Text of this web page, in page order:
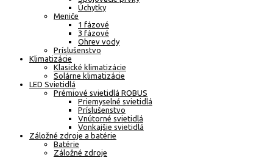
Úchytky
Meniče
1 fázové
3 fázové
Ohrev vody
Príslušenstvo
Klimatizácie
Klasické klimatizácie
Solárne klimatizácie
LED Svietidlá
Prémiové svietidlá ROBUS
Priemyselné svietidlá
Príslušenstvo
Vnútorné svietidlá
Vonkajšie svietidlá
Záložné zdroje a batérie
Batérie
Záložné zdroje